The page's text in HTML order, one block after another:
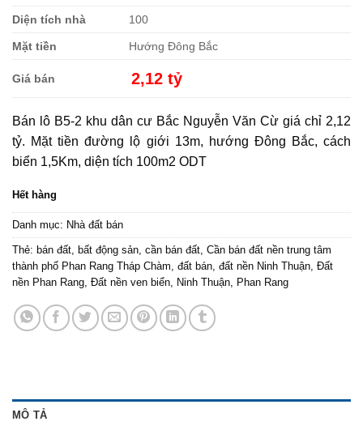
Diện tích nhà 100
Mặt tiền Hướng Đông Bắc
Giá bán 2,12 tỷ
Bán lô B5-2 khu dân cư Bắc Nguyễn Văn Cừ giá chỉ 2,12
tỷ. Mặt tiền đường lộ giới 13m, hướng Đông Bắc, cách
biển 1,5Km, diện tích 100m2 ODT
Hết hàng
Danh mục: Nhà đất bán
Thẻ: bán đất bất động sản cần bán đất Cần bán đất nền trung tâm
thành phố Phan Rang Tháp Chàm đất bán đất nền Ninh Thuận Đất
nền Phan Rang Đất nền ven biển Ninh Thuận Phan Rang
MÔ TẢ